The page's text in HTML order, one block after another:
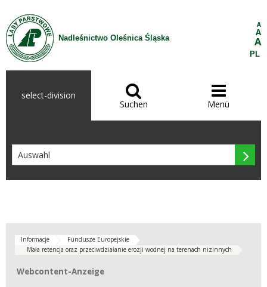
Zum Inhalt wechseln
Nadleśnictwo Oleśnica Śląska
A
A
A
PL
select-division 
Suchen

Menü

Informacje
Fundusze Europejskie
Mała retencja oraz przeciwdziałanie erozji wodnej na terenach nizinnych
Webcontent-Anzeige
Webcontent-Anzeige